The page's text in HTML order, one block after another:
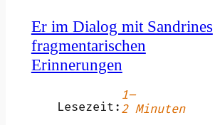
Er im Dialog mit Sandrines
fragmentarischen
Erinnerungen
Lesezeit:
1–
2 Minuten